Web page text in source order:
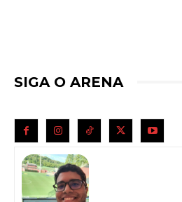
SIGA O ARENA